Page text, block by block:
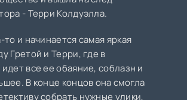
- Терри Колдуэлла.
то и начинается самая яркая
Гретой и Терри, где в
все ее обаяние, соблазн и
В конце концов она смогла
собрать нужные улики,